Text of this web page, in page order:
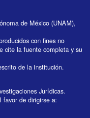
de México (UNAM),
con fines no
cite la fuente completa y su
de la institución.
Jurídicas.
favor de dirigirse a: